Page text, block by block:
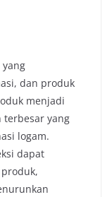
dan produk
menjadi
terbesar yang
logam.
dapat